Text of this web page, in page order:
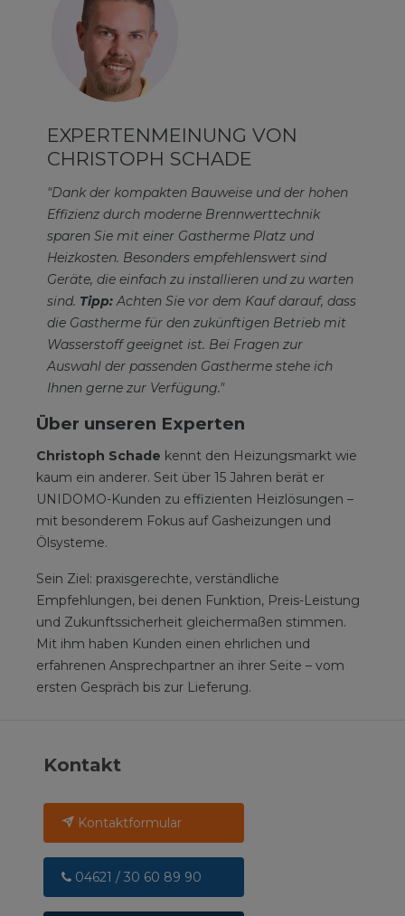
EXPERTENMEINUNG VON
CHRISTOPH SCHADE
"Dank der kompakten Bauweise und der hohen
Effizienz durch moderne Brennwerttechnik
sparen Sie mit einer Gastherme Platz und
Heizkosten. Besonders empfehlenswert sind
Geräte, die einfach zu installieren und zu warten
sind. Tipp: Achten Sie vor dem Kauf darauf, dass
die Gastherme für den zukünftigen Betrieb mit
Wasserstoff geeignet ist. Bei Fragen zur
Auswahl der passenden Gastherme stehe ich
Ihnen gerne zur Verfügung."
Über unseren Experten
Christoph Schade kennt den Heizungsmarkt wie
kaum ein anderer. Seit über 15 Jahren berät er
UNIDOMO-Kunden zu effizienten Heizlösungen –
mit besonderem Fokus auf Gasheizungen und
Ölsysteme.
Sein Ziel: praxisgerechte, verständliche
Empfehlungen, bei denen Funktion, Preis-Leistung
und Zukunftssicherheit gleichermaßen stimmen.
Mit ihm haben Kunden einen ehrlichen und
erfahrenen Ansprechpartner an ihrer Seite – vom
ersten Gespräch bis zur Lieferung.
Kontakt
Kontaktformular
04621 / 30 60 89 90